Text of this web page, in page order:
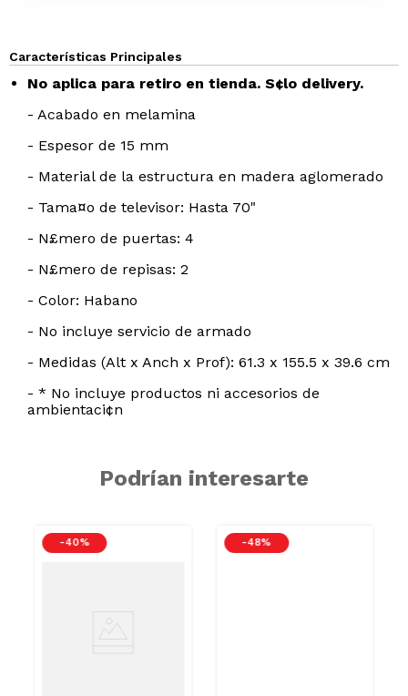
Características Principales
No aplica para retiro en tienda. S¢lo delivery.
- Acabado en melamina
- Espesor de 15 mm
- Material de la estructura en madera aglomerado
- Tama¤o de televisor: Hasta 70"
- N£mero de puertas: 4
- N£mero de repisas: 2
- Color: Habano
- No incluye servicio de armado
- Medidas (Alt x Anch x Prof): 61.3 x 155.5 x 39.6 cm
- * No incluye productos ni accesorios de
ambientaci¢n
Podrían interesarte
-40 % -48 %